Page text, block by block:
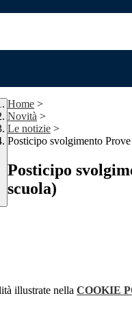
Home >
Novità >
Le notizie >
Posticipo svolgimento
Posticipo
scuola)
illustrate nella COOKIE